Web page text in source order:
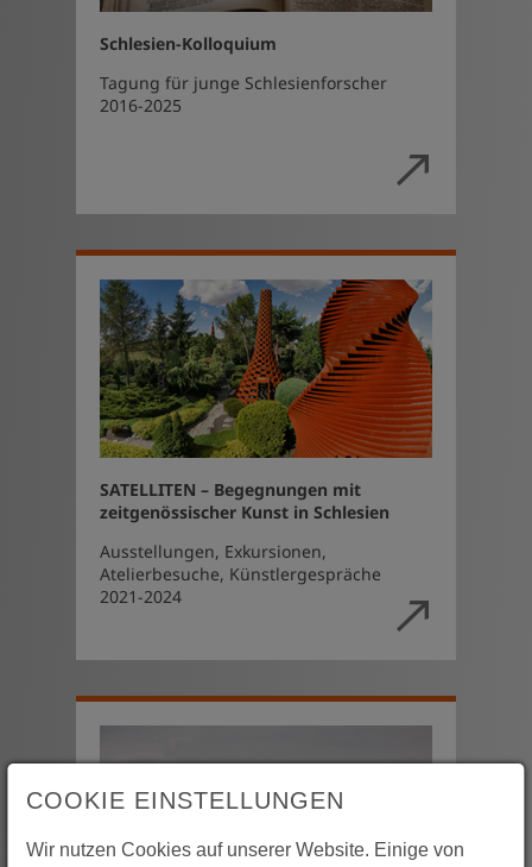
Schlesien-Kolloquium
Tagung für junge Schlesienforscher
2016-2025
SATELLITEN – Begegnungen mit
zeitgenössischer Kunst in Schlesien
Ausstellungen, Exkursionen,
Atelierbesuche, Künstlergespräche
2021-2024
COOKIE EINSTELLUNGEN
Wir nutzen Cookies auf unserer Website. Einige von